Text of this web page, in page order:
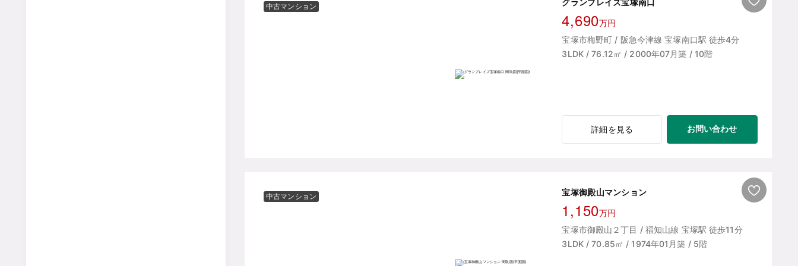
中古マンション グランプレイズ宝塚南口
4,690万円
宝塚市梅野町 / 阪急今津線 宝塚南口駅 徒歩4分
3LDK / 76.12㎡ / 2000年07月築 / 10階
詳細を見る お問い合わせ
中古マンション 宝塚御殿山マンション
1,150万円
宝塚市御殿山２丁目 / 福知山線 宝塚駅 徒歩11分
3LDK / 70.85㎡ / 1974年01月築 / 5階